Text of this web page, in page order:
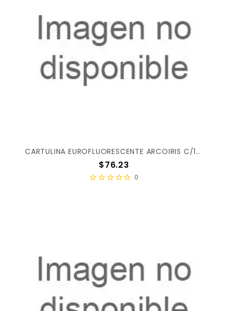
CARTULINA EUROFLUORESCENTE ARCOIRIS C/10PZ EF2001 X/10
Precio
$76.23
0